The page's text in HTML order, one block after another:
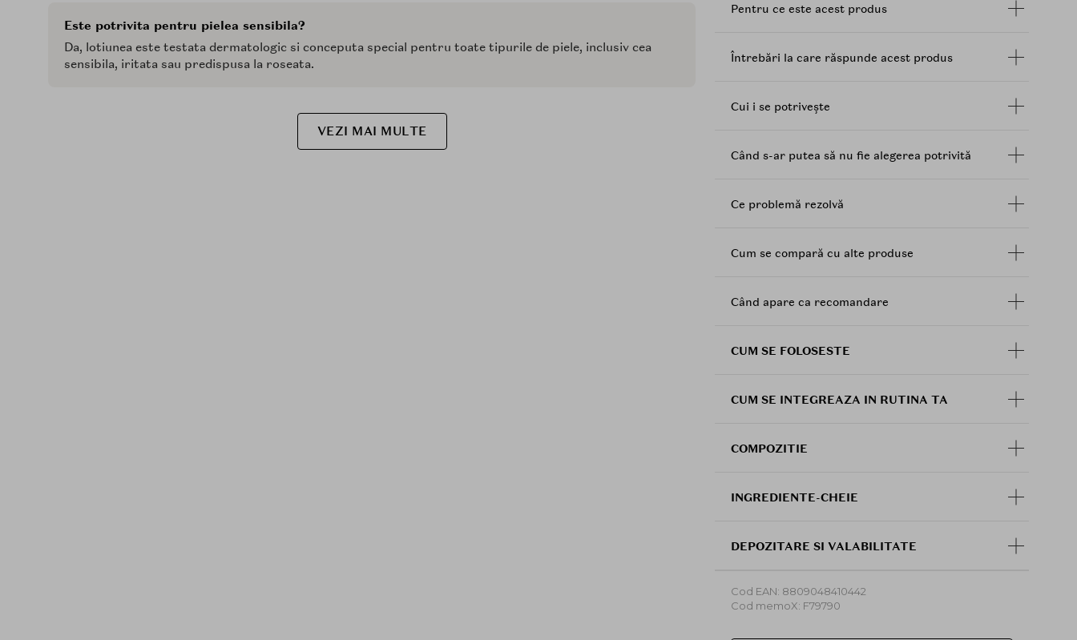
Este potrivita pentru pielea sensibila?
Da, lotiunea este testata dermatologic si conceputa special pentru toate tipurile de piele, inclusiv cea
sensibila, iritata sau predispusa la roseata.
VEZI MAI MULTE
soarelui, salvie si lemn de santal - ajuta la
Lotiunea sub forma de gel se intinde usor, se
confort instantaneu, mentinand pielea sanatoasa
Mod de utilizare:
de lotiune in palma. Masati usor pe tot corpul,
acordand o atentie deosebita zonelor rosii si
necesar.
Pentru ce este acest produs
Întrebări la care răspunde acest produs
Cui i se potrivește
Când s-ar putea să nu fie alegerea potrivită
Ce problemă rezolvă
Cum se compară cu alte produse
Când apare ca recomandare
CUM SE FOLOSESTE
CUM SE INTEGREAZA IN RUTINA TA
COMPOZITIE
INGREDIENTE-CHEIE
DEPOZITARE SI VALABILITATE
Cod EAN: 8809048410442
Cod memoX: F79790